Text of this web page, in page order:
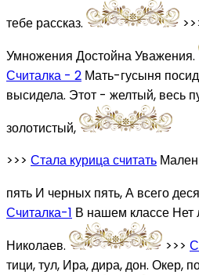
тебе рассказ.
Умножения Достойна Уважения.
Считалка - 2 Мать-гусыня
высидела. Этот - желтый, весь
золотистый,
>>> Стала курица считать
пять И черных пять, А всего
Считалка-1 В нашем классе Нет
Николаев.
>>>
тици, тул, Ира, дира, дон. Окер,